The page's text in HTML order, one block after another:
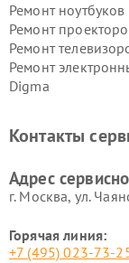
Ремонт
Ремонт
Ремонт
Ремонт
Digma
Контакты
Адрес
г. Москва, ул.
Горячая линия:
+7 (495) 023-73-